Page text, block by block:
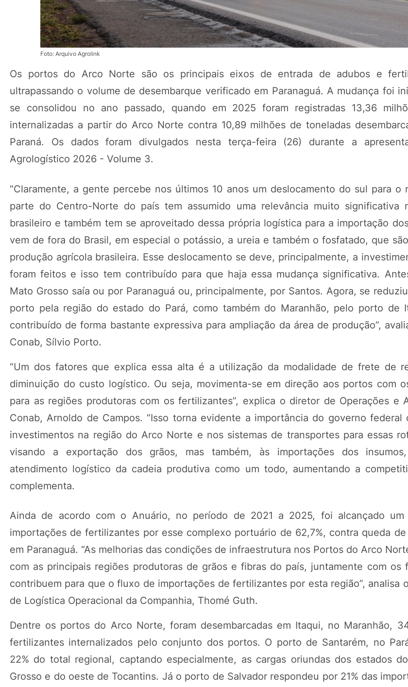
Foto: Arquivo Agrolink
Os portos do Arco Norte são os principais eixos de entrada de adubos e
ultrapassando o volume de desembarque verificado em Paranaguá. A mudança foi
se consolidou no ano passado, quando em 2025 foram registradas 13,36
internalizadas a partir do Arco Norte contra 10,89 milhões de toneladas
Paraná. Os dados foram divulgados nesta terça-feira (26) durante a
Agrologístico 2026 - Volume 3.
“Claramente, a gente percebe nos últimos 10 anos um deslocamento do sul para o
parte do Centro-Norte do país tem assumido uma relevância muito significativa
brasileiro e também tem se aproveitado dessa própria logística para a importação
vem de fora do Brasil, em especial o potássio, a ureia e também o fosfatado, que
produção agrícola brasileira. Esse deslocamento se deve, principalmente, a
foram feitos e isso tem contribuído para que haja essa mudança significativa.
Mato Grosso saía ou por Paranaguá ou, principalmente, por Santos. Agora, se
porto pela região do estado do Pará, como também do Maranhão, pelo porto de
contribuído de forma bastante expressiva para ampliação da área de produção”,
Conab, Sílvio Porto.
“Um dos fatores que explica essa alta é a utilização da modalidade de frete de
diminuição do custo logístico. Ou seja, movimenta-se em direção aos portos com
para as regiões produtoras com os fertilizantes”, explica o diretor de Operações e
Conab, Arnoldo de Campos. “Isso torna evidente a importância do governo federal
investimentos na região do Arco Norte e nos sistemas de transportes para essas
visando a exportação dos grãos, mas também, às importações dos
atendimento logístico da cadeia produtiva como um todo, aumentando a
complementa.
Ainda de acordo com o Anuário, no período de 2021 a 2025, foi alcançado um
importações de fertilizantes por esse complexo portuário de 62,7%, contra queda
em Paranaguá. “As melhorias das condições de infraestrutura nos Portos do Arco
com as principais regiões produtoras de grãos e fibras do país, juntamente com os
contribuem para que o fluxo de importações de fertilizantes por esta região”, analisa
de Logística Operacional da Companhia, Thomé Guth.
Dentre os portos do Arco Norte, foram desembarcadas em Itaqui, no Maranhão,
fertilizantes internalizados pelo conjunto dos portos. O porto de Santarém, no
22% do total regional, captando especialmente, as cargas oriundas dos estados
Grosso e do oeste de Tocantins. Já o porto de Salvador respondeu por 21% das